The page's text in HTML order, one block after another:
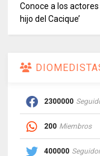
Conoce a los actores
hijo del Cacique’
2300000
200 Miembros
400000